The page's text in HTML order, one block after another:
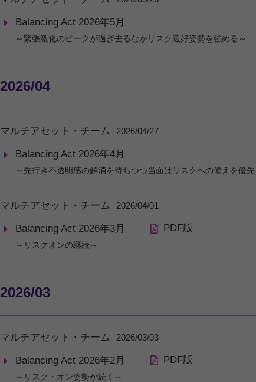
Balancing Act 2026年5月
～緊張激化のピークが過ぎ去るなかリスク選好姿勢を強める～
2026/04
マルチアセット・チーム 2026/04/27
Balancing Act 2026年4月
～先行き不透明感の解消を待ちつつ当面はリスクへの備えを優先
マルチアセット・チーム 2026/04/01
Balancing Act 2026年3月
～リスクオンの継続～
PDF版
2026/03
マルチアセット・チーム 2026/03/03
Balancing Act 2026年2月
～リスク・オン姿勢が続く～
PDF版